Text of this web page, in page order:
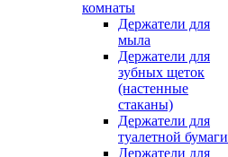
комнаты
Держатели для
мыла
Держатели для
зубных щеток
(настенные
стаканы)
Держатели для
туалетной бумаги
Держатели для